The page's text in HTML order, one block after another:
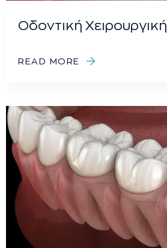
Οδοντική Χειρουργική
READ MORE